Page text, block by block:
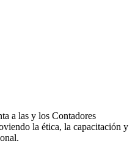
a las y los Contadores
la ética, la capacitación y